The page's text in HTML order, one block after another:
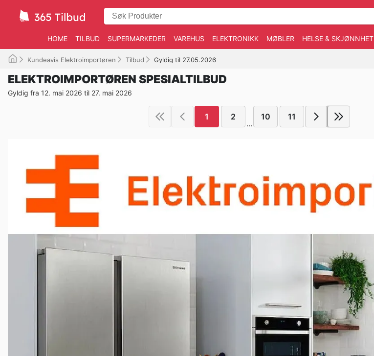
HOME TILBUD SUPERMARKEDER VAREHUS ELEKTRONIKK MØBLER HELSE & SKJØNNHET
Kundeavis Elektroimportøren Tilbud Gyldig til 27.05.2026
ELEKTROIMPORTØREN SPESIALTILBUD
Gyldig fra 12. mai 2026 til 27. mai 2026
1 2
...
10 11